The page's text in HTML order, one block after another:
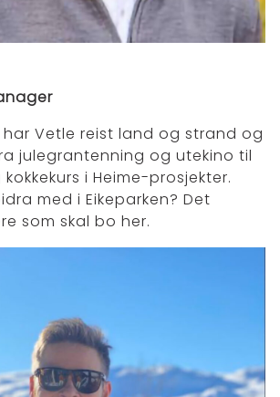
har Vetle reist land og strand og
julegrantenning og utekino til
i Heime-prosjekter.
med i Eikeparken? Det
som skal bo her.